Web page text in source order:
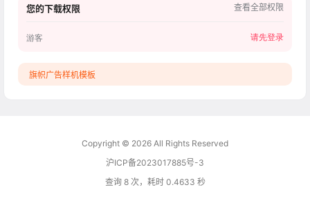
您的下载权限 查看全部权限
游客 请先登录
旗帜广告样机模板
Copyright © 2026 All Rights Reserved
沪ICP备2023017885号-3
查询 8 次，耗时 0.4633 秒